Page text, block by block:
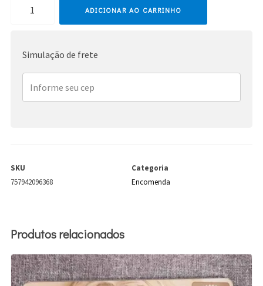
ADICIONAR AO CARRINHO
Simulação de frete
SKU
757942096368
Categoria
Encomenda
Produtos relacionados